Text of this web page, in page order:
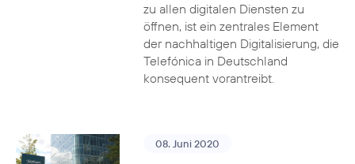
zu allen digitalen Diensten zu
öffnen, ist ein zentrales Element
der nachhaltigen Digitalisierung, die
Telefónica in Deutschland
konsequent vorantreibt.
08. Juni 2020